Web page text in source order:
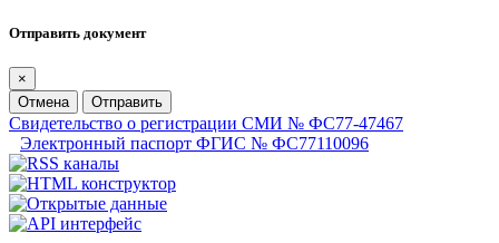
Отправить документ
×
Отмена
Отправить
Свидетельство о регистрации СМИ № ФС77-47467
Электронный паспорт ФГИС № ФС77110096